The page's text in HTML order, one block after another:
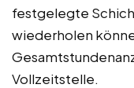
festgelegte
wiederholen
Vollzeitstelle.